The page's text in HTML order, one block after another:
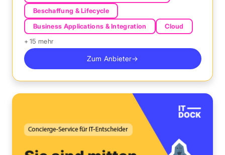
Beschaffung & Lifecycle
Business Applications & Integration
Cloud
+ 15 mehr
Zum Anbieter→